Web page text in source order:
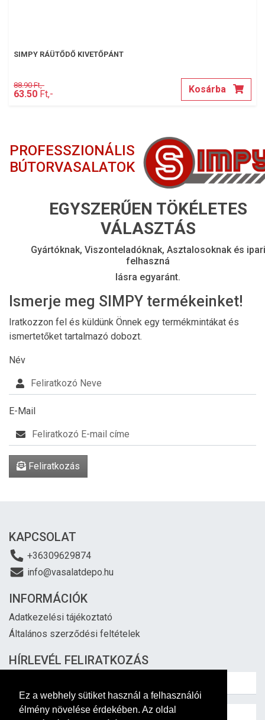
Ez a webhely sütiket használ a felhasználói
élmény növelése érdekében. Az oldal
SIMPY RÁÜTŐDŐ KIVETŐPÁNT
88.90 Ft,-
63.50 Ft,- Kosárba
PROFESSZIONÁLIS
BÚTORVASALATOK
EGYSZERŰEN TÖKÉLETES
VÁLASZTÁS
Gyártóknak, Viszonteladóknak, Asztalosoknak és ipari
felhaszná
lásra egyaránt.
Ismerje meg SIMPY termékeinket!
Iratkozzon fel és küldünk Önnek egy termékmintákat és
ismertetőket tartalmazó dobozt.
Név
E-Mail
Feliratkozás
KAPCSOLAT
+36309629874
info@vasalatdepo.hu
INFORMÁCIÓK
Adatkezelési tájékoztató
Általános szerződési feltételek
HÍRLEVÉL FELIRATKOZÁS